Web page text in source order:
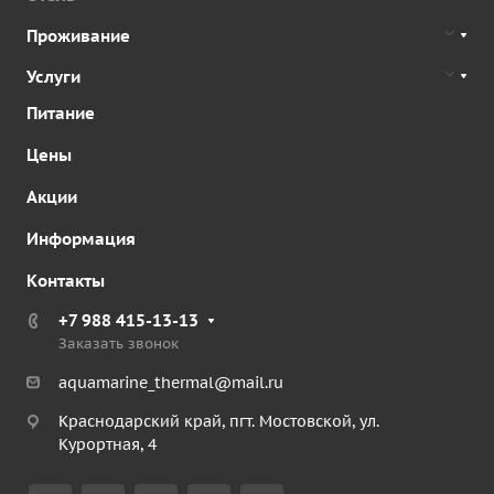
Проживание
Услуги
Питание
Цены
Акции
Информация
Контакты
+7 988 415-13-13
Заказать звонок
aquamarine_thermal@mail.ru
Краснодарский край, пгт. Мостовской, ул.
Курортная, 4